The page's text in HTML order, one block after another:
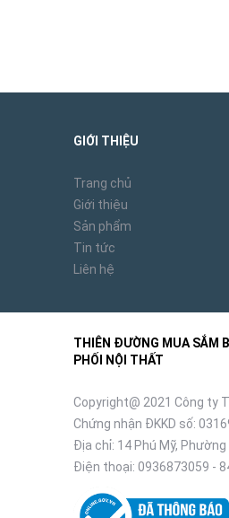
GIỚI THIỆU
Trang chủ
Giới thiệu
Sản phẩm
Tin tức
Liên hệ
THIÊN ĐƯỜNG MUA SẮM
PHỐI NỘI THẤT
Copyright@ 2021 Công ty
Chứng nhận ĐKKD số:
Địa chỉ: 14 Phú Mỹ, Phường
Điện thoại: 0936873059 -